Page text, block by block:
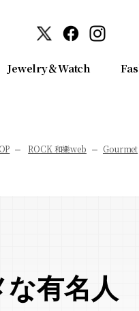
Jewelry＆Watch
ROCK 和樂web Gourmet
な有名人